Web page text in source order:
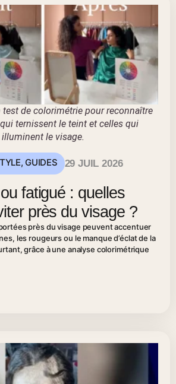
de colorimétrie pour reconnaître
ternissent le teint et celles qui
illuminent le visage.
,GUIDES 29 JUIL 2026
fatigué : quelles
près du visage ?
près du visage peuvent accentuer
les rougeurs ou le manque d’éclat de la
grâce à une analyse colorimétrique